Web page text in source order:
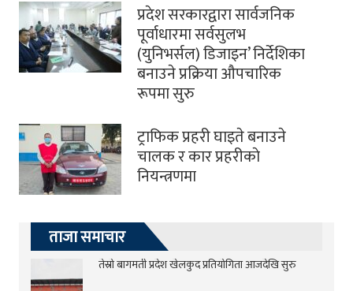
प्रदेश सरकारद्वारा सार्वजनिक
पूर्वाधारमा सर्वसुलभ
(युनिभर्सल) डिजाइन’ निर्देशिका
बनाउने प्रक्रिया औपचारिक
रूपमा सुरु
ट्राफिक प्रहरी घाइते बनाउने
चालक र कार प्रहरीकाे
नियन्त्रणमा
ताजा समाचार
तेस्रो बागमती प्रदेश खेलकुद प्रतियोगिता आजदेखि सुरु